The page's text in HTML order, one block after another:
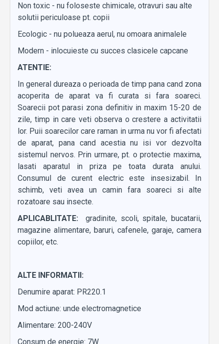
Non toxic - nu foloseste chimicale, otravuri sau alte
solutii periculoase pt. copii
Ecologic - nu polueaza aerul, nu omoara animalele
Modern - inlocuieste cu succes clasicele capcane
ATENTIE:
In general dureaza o perioada de timp pana cand zona
acoperita de aparat va fi curata si fara soareci.
Soarecii pot parasi zona definitiv in maxim 15-20 de
zile, timp in care veti observa o crestere a activitatii
lor. Puii soarecilor care raman in urma nu vor fi afectati
de aparat, pana cand acestia nu isi vor dezvolta
sistemul nervos. Prin urmare, pt. o protectie maxima,
lasati aparatul in priza pe toata durata anului.
Consumul de curent electric este insesizabil. In
schimb, veti avea un camin fara soareci si alte
rozatoare sau insecte.
APLICABLITATE:gradinite, scoli, spitale, bucatarii,
magazine alimentare, baruri, cafenele, garaje, camera
copiilor, etc.
ALTE INFORMATII:
Denumire aparat: PR220.1
Mod actiune: unde electromagnetice
Alimentare: 200-240V
Consum de energie: 7W